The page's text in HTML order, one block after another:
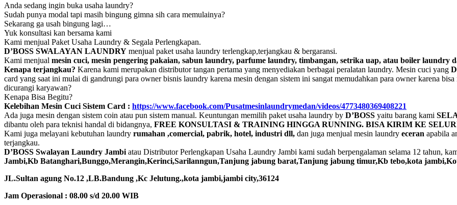
Anda sedang ingin buka usaha laundry?
Sudah punya modal tapi masih bingung gimna sih cara memulainya?
Sekarang ga usah bingung lagi…
Yuk konsultasi kan bersama kami
Kami menjual Paket Usaha Laundry & Segala Perlengkapan.
D’BOSS SWALAYAN LAUNDRY menjual paket usaha laundry terlengkap,terjangkau & bergaransi.
Kami menjual mesin cuci, mesin pengering pakaian, sabun laundry, parfume laundry, timbangan, setrika uap, atau boiler laundry
Kenapa terjangkau? Karena kami merupakan distributor tangan pertama yang menyediakan berbagai peralatan laundry. Mesin cuci yang
card yang saat ini mulai di gandrungi para owner bisnis laundry karena mesin dengan sistem ini sangat memudahkan para owner karena
dicurangi karyawan?
Kenapa Bisa Begitu?
Kelebihan Mesin Cuci Sistem Card : https://www.facebook.com/Pusatmesinlaundrymedan/videos/4773480369408221
Ada juga mesin dengan sistem coin atau pun sistem manual. Keuntungan memilih paket usaha laundry by D’BOSS yaitu barang kami
dibantu oleh para teknisi handal di bidangnya, FREE KONSULTASI & TRAINING HINGGA RUNNING. BISA KIRIM KE
Kami juga melayani kebutuhan laundry rumahan ,comercial, pabrik, hotel, industri dll, dan juga menjual mesin laundry eceran apabila
terjangkau.
D’BOSS Swalayan Laundry Jambi atau Distributor Perlengkapan Usaha Laundry Jambi kami sudah berpengalaman selama 12 tahun,
Jambi,Kb Batanghari,Bunggo,Merangin,Kerinci,Sarilanngun,Tanjung jabung barat,Tanjung jabung timur,Kb tebo,kota
JL.Sultan agung No.12 ,LB.Bandung ,Kc Jelutung.,kota jambi,jambi city,36124
Jam Operasional : 08.00 s/d 20.00 WIB